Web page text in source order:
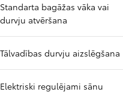
Standarta bagāžas vāka vai
durvju atvēršana
Tālvadības durvju aizslēgšana
Elektriski regulējami sānu